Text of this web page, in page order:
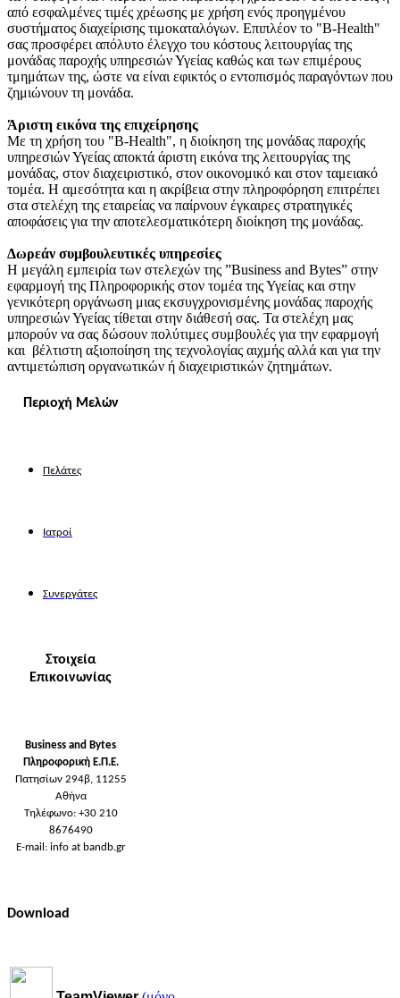
από εσφαλμένες τιμές χρέωσης με χρήση ενός προηγμένου
συστήματος διαχείρισης τιμοκαταλόγων. Επιπλέον το "B-Health"
σας προσφέρει απόλυτο έλεγχο του κόστους λειτουργίας της
μονάδας παροχής υπηρεσιών Υγείας καθώς και των επιμέρους
τμημάτων της, ώστε να είναι εφικτός ο εντοπισμός παραγόντων που
ζημιώνουν τη μονάδα.
Άριστη εικόνα της επιχείρησης
Με τη χρήση του "B-Health", η διοίκηση της μονάδας παροχής
υπηρεσιών Υγείας αποκτά άριστη εικόνα της λειτουργίας της
μονάδας, στον διαχειριστικό, στον οικονομικό και στον ταμειακό
τομέα. Η αμεσότητα και η ακρίβεια στην πληροφόρηση επιτρέπει
στα στελέχη της εταιρείας να παίρνουν έγκαιρες στρατηγικές
αποφάσεις για την αποτελεσματικότερη διοίκηση της μονάδας.
Δωρεάν συμβουλευτικές υπηρεσίες
Η μεγάλη εμπειρία των στελεχών της ”Business and Bytes” στην
εφαρμογή της Πληροφορικής στον τομέα της Υγείας και στην
γενικότερη οργάνωση μιας εκσυγχρονισμένης μονάδας παροχής
υπηρεσιών Υγείας τίθεται στην διάθεσή σας. Τα στελέχη μας
μπορούν να σας δώσουν πολύτιμες συμβουλές για την εφαρμογή
και βέλτιστη αξιοποίηση της τεχνολογίας αιχμής αλλά και για την
αντιμετώπιση οργανωτικών ή διαχειριστικών ζητημάτων.
Περιοχή Μελών
Πελάτες
Ιατροί
Συνεργάτες
Στοιχεία
Επικοινωνίας
Business and Bytes
Πληροφορική Ε.Π.Ε.
Πατησίων 294β, 11255
Αθήνα
Τηλέφωνο: +30 210
8676490
E-mail: info at bandb.gr
Download